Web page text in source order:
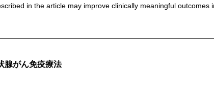
in the article may improve clinically meaningful outcomes
腺がん免疫療法